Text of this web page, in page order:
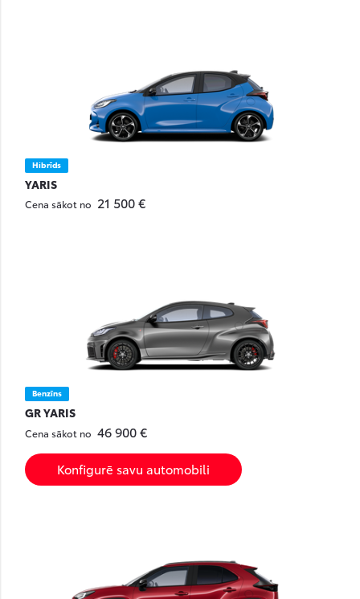
Hibrīds
YARIS
Cena sākot no 21 500 €
Benzīns
GR YARIS
Cena sākot no 46 900 €
Konfigurē savu automobili